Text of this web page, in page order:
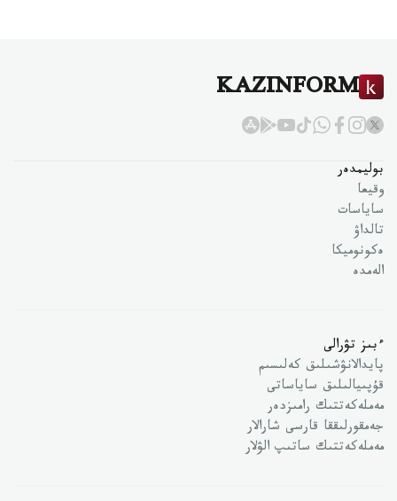
KAZINFORM
بوليمدەر
وقيعا
ساياسات
تالداۋ
ەكونوميكا
الەمدە
ءبىز تۋرالى
پايدالانۋشىلىق كەلىسىم
قۇپىيالىلىق ساياساتى
مەملەكەتتىك رامىزدەر
جەمقورلىققا قارسى شارالار
مەملەكەتتىك ساتىپ الۋلار